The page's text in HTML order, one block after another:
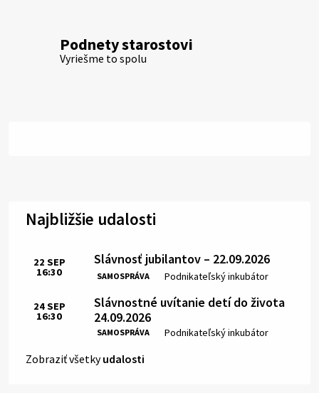
Podnety starostovi
Vyriešme to spolu
Najbližšie udalosti
Slávnosť jubilantov – 22.09.2026
SAMOSPRÁVA Miesto:
Podnikateľský inkubátor
Čas:
22 SEP
16:30
Slávnostné uvítanie detí do života
24.09.2026
SAMOSPRÁVA Miesto:
Podnikateľský inkubátor
Čas:
24SEP
16:30
Zobraziť všetkyudalosti